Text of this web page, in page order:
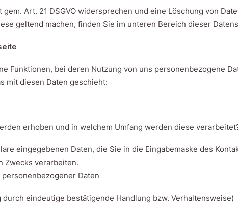
Art. 21 DSGVO widersprechen und eine Löschung von
geltend machen, finden Sie im unteren Bereich dieser
Funktionen, bei deren Nutzung von uns personenbezogene
mit diesen Daten geschieht:
erhoben und in welchem Umfang werden diese
eingegebenen Daten, die Sie in die Eingabemaske des
Zwecks verarbeiten.
Daten
durch eindeutige bestätigende Handlung bzw. Verhaltensweise)